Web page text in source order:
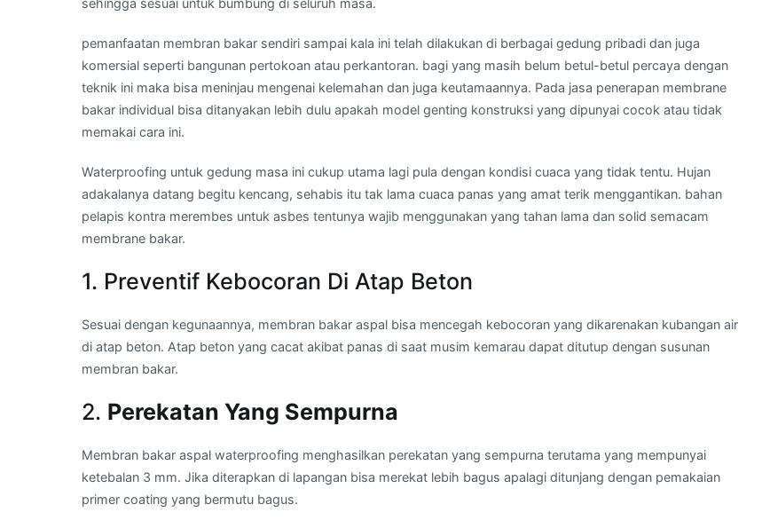
pemanfaatan membran bakar sendiri sampai kala ini telah dilakukan di berbagai gedung pribadi dan juga
komersial seperti bangunan pertokoan atau perkantoran. bagi yang masih belum betul-betul percaya dengan
teknik ini maka bisa meninjau mengenai kelemahan dan juga keutamaannya. Pada jasa penerapan membrane
bakar individual bisa ditanyakan lebih dulu apakah model genting konstruksi yang dipunyai cocok atau tidak
memakai cara ini.
Waterproofing untuk gedung masa ini cukup utama lagi pula dengan kondisi cuaca yang tidak tentu. Hujan
adakalanya datang begitu kencang, sehabis itu tak lama cuaca panas yang amat terik menggantikan. bahan
pelapis kontra merembes untuk asbes tentunya wajib menggunakan yang tahan lama dan solid semacam
membrane bakar.
1. Preventif Kebocoran Di Atap Beton
Sesuai dengan kegunaannya, membran bakar aspal bisa mencegah kebocoran yang dikarenakan kubangan air
di atap beton. Atap beton yang cacat akibat panas di saat musim kemarau dapat ditutup dengan susunan
membran bakar.
2. Perekatan Yang Sempurna
Membran bakar aspal waterproofing menghasilkan perekatan yang sempurna terutama yang mempunyai
ketebalan 3 mm. Jika diterapkan di lapangan bisa merekat lebih bagus apalagi ditunjang dengan pemakaian
primer coating yang bermutu bagus.